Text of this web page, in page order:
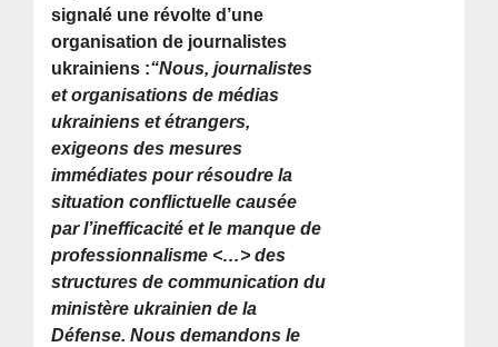
signalé une révolte d’une
organisation de journalistes
ukrainiens :“Nous, journalistes
et organisations de médias
ukrainiens et étrangers,
exigeons des mesures
immédiates pour résoudre la
situation conflictuelle causée
par l’inefficacité et le manque de
professionnalisme <…> des
structures de communication du
ministère ukrainien de la
Défense. Nous demandons le